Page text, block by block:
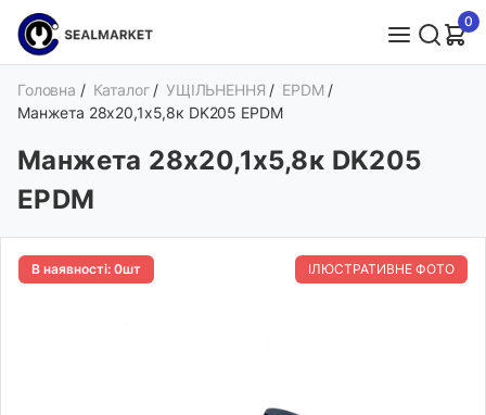
0
Головна / Каталог /УЩІЛЬНЕННЯ / EPDM /
Манжета 28х20,1х5,8к DK205 EPDM
Манжета 28х20,1х5,8к DK205
EPDM
В наявності: 0шт ІЛЮСТРАТИВНЕ ФОТО